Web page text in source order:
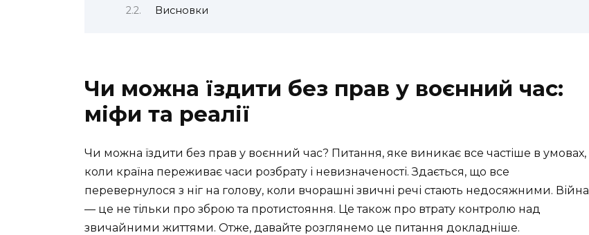
Висновки
Чи можна їздити без прав у воєнний час:
міфи та реалії
Чи можна їздити без прав у воєнний час? Питання, яке виникає все частіше в умовах,
коли країна переживає часи розбрату і невизначеності. Здається, що все
перевернулося з ніг на голову, коли вчорашні звичні речі стають недосяжними. Війна
— це не тільки про зброю та протистояння. Це також про втрату контролю над
звичайними життями. Отже, давайте розглянемо це питання докладніше.